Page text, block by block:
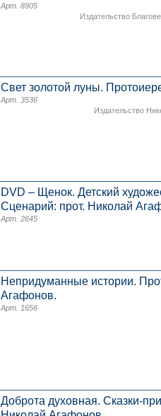
Издательство
Арт. 8905
Свет золотой луны.
Издательство
Арт. 3536
DVD – Щенок. Детский
Сценарий: прот. Николай
Арт. 2645
Непридуманные истории.
Агафонов.
Арт. 1656
Доброта духовная. Сказки-